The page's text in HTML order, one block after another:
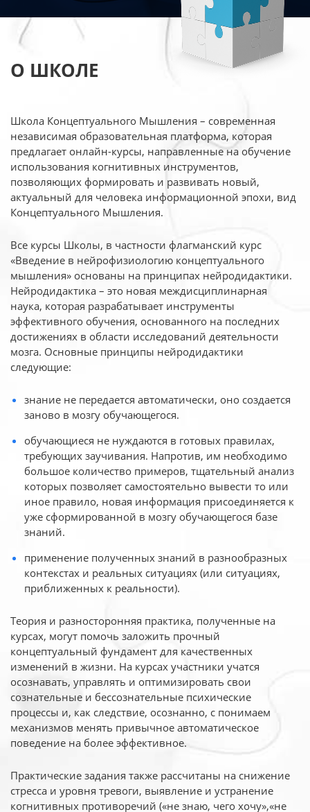
О ШКОЛЕ
Школа Концептуального Мышления – современная
независимая образовательная платформа, которая
предлагает онлайн-курсы, направленные на обучение
использования когнитивных инструментов,
позволяющих формировать и развивать новый,
актуальный для человека информационной эпохи, вид
Концептуального Мышления.
Все курсы Школы, в частности флагманский курс
«Введение в нейрофизиологию концептуального
мышления» основаны на принципах нейродидактики.
Нейродидактика – это новая междисциплинарная
наука, которая разрабатывает инструменты
эффективного обучения, основанного на последних
достижениях в области исследований деятельности
мозга. Основные принципы нейродидактики
следующие:
знание не передается автоматически, оно создается
заново в мозгу обучающегося.
обучающиеся не нуждаются в готовых правилах,
требующих заучивания. Напротив, им необходимо
большое количество примеров, тщательный анализ
которых позволяет самостоятельно вывести то или
иное правило, новая информация присоединяется к
уже сформированной в мозгу обучающегося базе
знаний.
применение полученных знаний в разнообразных
контекстах и реальных ситуациях (или ситуациях,
приближенных к реальности).
Теория и разносторонняя практика, полученные на
курсах, могут помочь заложить прочный
концептуальный фундамент для качественных
изменений в жизни. На курсах участники учатся
осознавать, управлять и оптимизировать свои
сознательные и бессознательные психические
процессы и, как следствие, осознанно, с понимаем
механизмов менять привычное автоматическое
поведение на более эффективное.
Практические задания также рассчитаны на снижение
стресса и уровня тревоги, выявление и устранение
когнитивных противоречий («не знаю, чего хочу»,«не